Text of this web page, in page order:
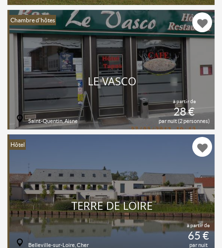
Chambre d'hôtes
à partir de
28 €
par nuit (2 personnes)
LE VASCO
Saint-Quentin, Aisne
Hôtel
à partir de
65 €
par nuit
TERRE DE LOIRE
Belleville-sur-Loire, Cher